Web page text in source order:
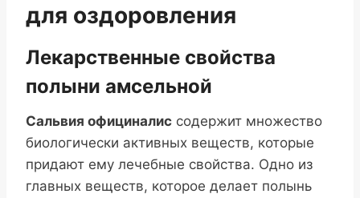
для оздоровления
Лекарственные свойства
полыни амсельной
Сальвия официналис содержит множество
биологически активных веществ, которые
придают ему лечебные свойства. Одно из
главных веществ, которое делает полынь